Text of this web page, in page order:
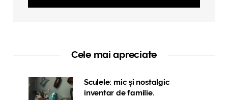
Cele mai apreciate
Sculele: mic și nostalgic
inventar de familie.